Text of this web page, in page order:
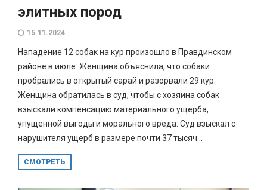
элитных пород
15.11.2024
Нападение 12 собак на кур произошло в Правдинском
районе в июле. Женщина объяснила, что собаки
пробрались в открытый сарай и разорвали 29 кур.
Женщина обратилась в суд, чтобы с хозяина собак
взыскали компенсацию материального ущерба,
упущенной выгоды и морального вреда. Суд взыскал с
нарушителя ущерб в размере почти 37 тысяч...
СМОТРЕТЬ